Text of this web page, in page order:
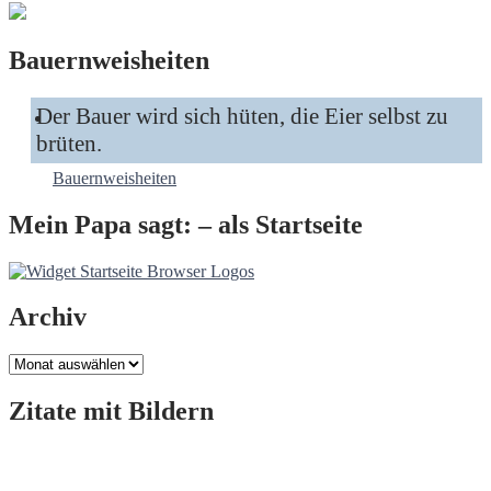
Bauernweisheiten
Der Bauer wird sich hüten, die Eier selbst zu
brüten.
Bauernweisheiten
Mein Papa sagt: – als Startseite
Archiv
Archiv
Zitate mit Bildern